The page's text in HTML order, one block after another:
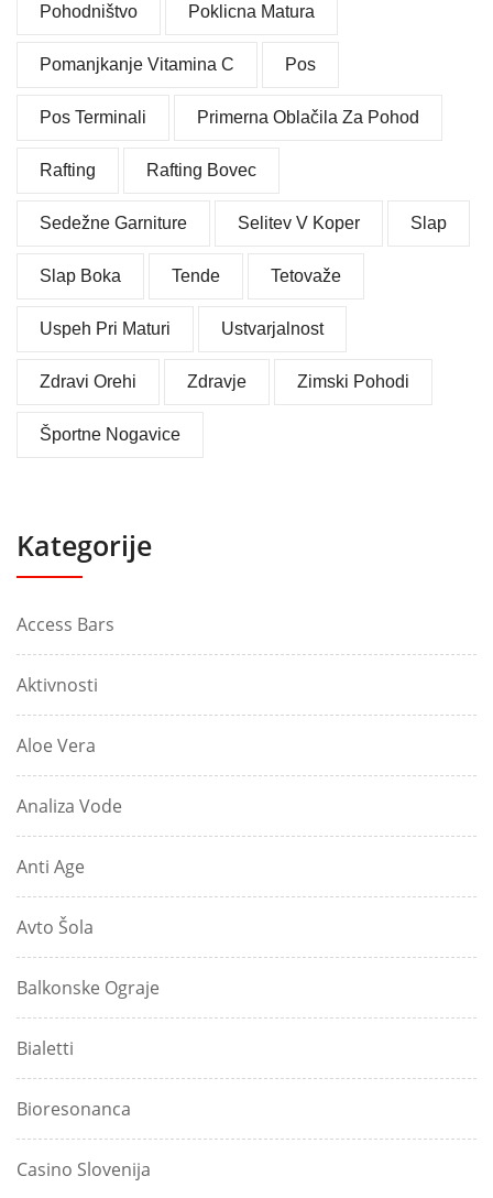
Pohodništvo Poklicna Matura
Pomanjkanje Vitamina C Pos
Pos Terminali Primerna Oblačila Za Pohod
Rafting Rafting Bovec
Sedežne Garniture Selitev V Koper Slap
Slap Boka Tende Tetovaže
Uspeh Pri Maturi Ustvarjalnost
Zdravi Orehi Zdravje Zimski Pohodi
Športne Nogavice
Kategorije
Access Bars
Aktivnosti
Aloe Vera
Analiza Vode
Anti Age
Avto Šola
Balkonske Ograje
Bialetti
Bioresonanca
Casino Slovenija